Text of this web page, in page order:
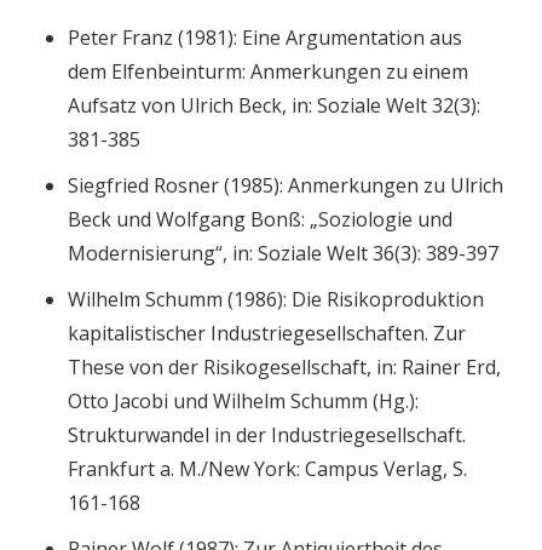
Peter Franz (1981): Eine Argumentation aus
dem Elfenbeinturm: Anmerkungen zu einem
Aufsatz von Ulrich Beck, in: Soziale Welt 32(3):
381-385
Siegfried Rosner (1985): Anmerkungen zu Ulrich
Beck und Wolfgang Bonß: „Soziologie und
Modernisierung“, in: Soziale Welt 36(3): 389-397
Wilhelm Schumm (1986): Die Risikoproduktion
kapitalistischer Industriegesellschaften. Zur
These von der Risikogesellschaft, in: Rainer Erd,
Otto Jacobi und Wilhelm Schumm (Hg.):
Strukturwandel in der Industriegesellschaft.
Frankfurt a. M./New York: Campus Verlag, S.
161-168